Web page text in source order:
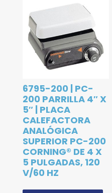
6795-200 | PC-
200 PARRILLA 4″ X
5″ | PLACA
CALEFACTORA
ANALÓGICA
SUPERIOR PC-200
CORNING® DE 4 X
5 PULGADAS, 120
V/60 HZ